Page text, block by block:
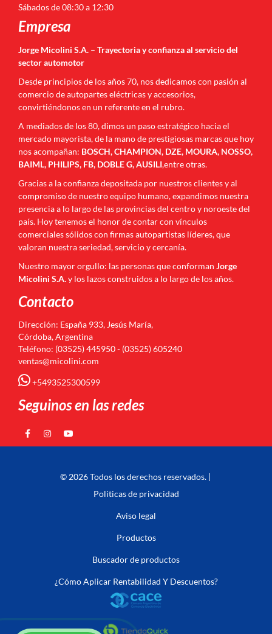
Sábados de 08:30 a 12:30
Empresa
Jorge Micolini S.A. – Trayectoria y confianza al servicio del
sector automotor
Desde principios de los años 70, nos dedicamos con pasión al
comercio de autopartes eléctricas y accesorios,
convirtiéndonos en un referente en el rubro.
A mediados de los 80, dimos un paso estratégico hacia el
mercado mayorista, de la mano de prestigiosas marcas que hoy
nos acompañan: BOSCH, CHAMPION, DZE, MOURA, NOSSO,
BAIML, PHILIPS, FB, DOBLE G, AUSILI,entre otras.
Gracias a la confianza depositada por nuestros clientes y al
compromiso de nuestro equipo humano, expandimos nuestra
presencia a lo largo de las provincias del centro y noroeste del
país. Hoy tenemos el honor de contar con vínculos
comerciales sólidos con firmas autopartistas líderes, que
valoran nuestra seriedad, servicio y cercanía.
Nuestro mayor orgullo: las personas que conforman Jorge
Micolini S.A.y los lazos construidos a lo largo de los años.
Contacto
Dirección: España 933, Jesús María,
Córdoba, Argentina
Teléfono: (03525) 445950 - (03525) 605240
ventas@micolini.com
+5493525300599
Seguinos en las redes
© 2026 Todos los derechos reservados. |
Politicas de privacidad
Aviso legal
Productos
Buscador de productos
¿Cómo Aplicar Rentabilidad Y Descuentos?